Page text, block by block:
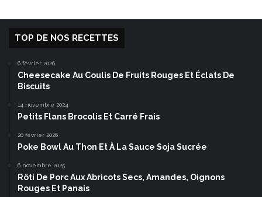
TOP DE NOS RECETTES
6 février 2026
Cheesecake Au Coulis De Fruits Rouges Et Éclats De
Biscuits
14 novembre 2024
Petits Flans Brocolis Et Carré Frais
20 février 2026
Poke Bowl Au Thon Et À La Sauce Soja Sucrée
6 novembre 2025
Rôti De Porc Aux Abricots Secs, Amandes, Oignons
Rouges Et Panais